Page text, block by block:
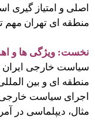
اصلی و امتیاز
منطقه ای تهران مهم
نخست: ویژگی ها و
سیاست خارجی ایران
منطقه ای و بین
اجرای سیاست خارجی
مثال، دیپلماسی در